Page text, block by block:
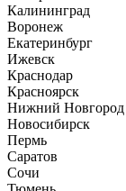
Калининград
Воронеж
Екатеринбург
Ижевск
Краснодар
Красноярск
Нижний Новгород
Новосибирск
Пермь
Саратов
Сочи